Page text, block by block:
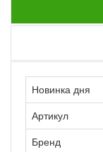
Новинка дня
Артикул
Бренд